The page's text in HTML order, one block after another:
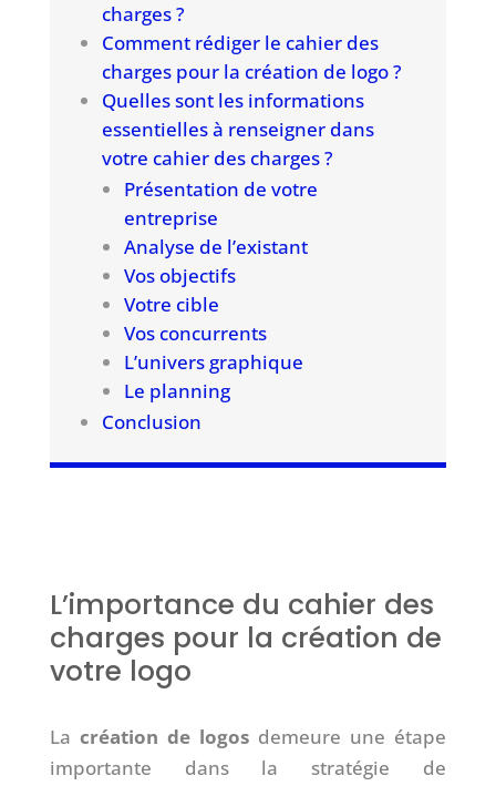
charges ?
Comment rédiger le cahier des
charges pour la création de logo ?
Quelles sont les informations
essentielles à renseigner dans
votre cahier des charges ?
Présentation de votre
entreprise
Analyse de l’existant
Vos objectifs
Votre cible
Vos concurrents
L’univers graphique
Le planning
Conclusion
L’importance du cahier des
charges pour la création de
votre logo
La création de logos demeure une étape
importante dans la stratégie de